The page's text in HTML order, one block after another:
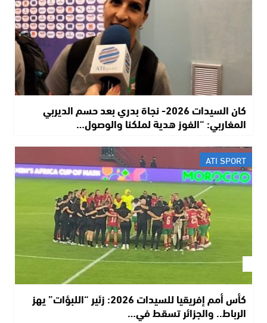
كان السيدات 2026- نجاة بدري بعد حسم الديربي
المغاربي: “الفوز هدية لملكنا والوصول…
ATI SPORT
كأس أمم إفريقيا للسيدات 2026: زئير “اللبؤات” يهز
الرباط.. والجزائر تسقط في…